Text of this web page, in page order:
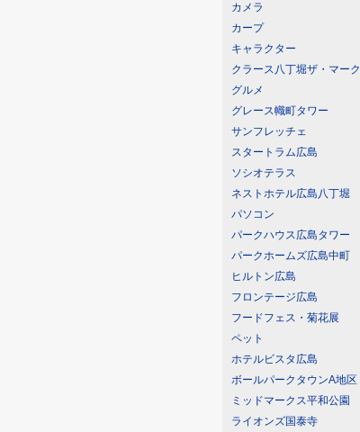
カメラ
カープ
キャラクター
クラース八丁堀ザ・マーク
グルメ
グレース幟町タワー
サンフレッチェ
スタートラム広島
ソシオテラス
ネストホテル広島八丁堀
パソコン
パークハウス広島タワー
パークホームズ広島中町
ヒルトン広島
フロンテージ広島
フードフェス・菊花展
ペット
ホテルビスタ広島
ボールパークタウンA地区
ミッドマークス平和公園
ライオンズ国泰寺